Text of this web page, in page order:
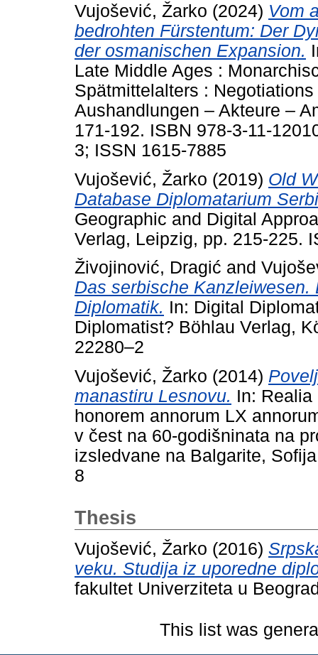
Vujošević, Žarko (2024) Vom
bedrohten Fürstentum: Der
der osmanischen Expansion.
Late Middle Ages :
Spätmittelalters :
Aushandlungen – Akteure –
171-192. ISBN 978-3-11-
3; ISSN 1615-7885
Vujošević, Žarko (2019) Old
Database Diplomatarium
Geographic and Digital
Verlag, Leipzig, pp. 215-225.
Živojinović, Dragić and
Das serbische
Diplomatik. In: Digital
Diplomatist? Böhlau Verlag,
22280–2
Vujošević, Žarko (2014)
manastiru Lesnovu. In:
honorem annorum LХ
v čest na 60-godišninata na
izsledvane na Balgarite,
8
Thesis
Vujošević, Žarko (2016)
veku. Studija iz uporedne
fakultet Univerziteta u
This list was